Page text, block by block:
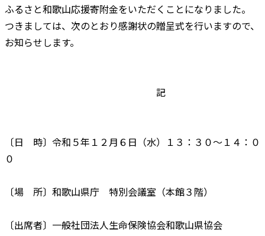
ふるさと和歌山応援寄附金をいただくことになりました。
つきましては、次のとおり感謝状の贈呈式を行いますので、
お知らせします。
記
〔日 時〕令和５年１２月６日（水）１３：３０～１４：０
０
〔場 所〕和歌山県庁 特別会議室（本館３階）
〔出席者〕一般社団法人生命保険協会和歌山県協会